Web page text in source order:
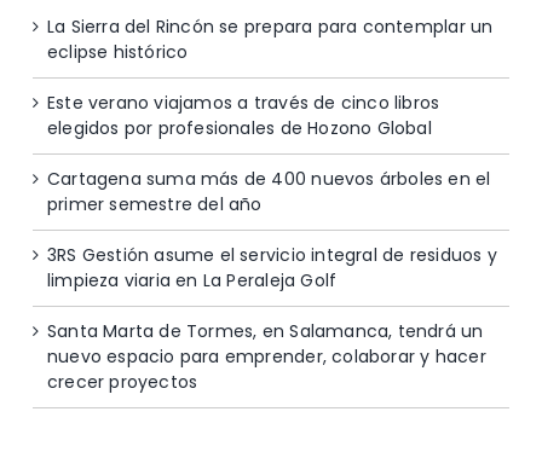
La Sierra del Rincón se prepara para contemplar un
eclipse histórico
Este verano viajamos a través de cinco libros
elegidos por profesionales de Hozono Global
Cartagena suma más de 400 nuevos árboles en el
primer semestre del año
3RS Gestión asume el servicio integral de residuos y
limpieza viaria en La Peraleja Golf
Santa Marta de Tormes, en Salamanca, tendrá un
nuevo espacio para emprender, colaborar y hacer
crecer proyectos